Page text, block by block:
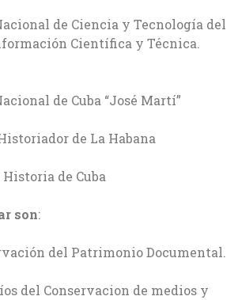
de Ciencia y Tecnología del
Científica y Técnica.
de Cuba “José Martí”
de La Habana
de Cuba
son:
del Patrimonio Documental.
del Conservacion de medios y